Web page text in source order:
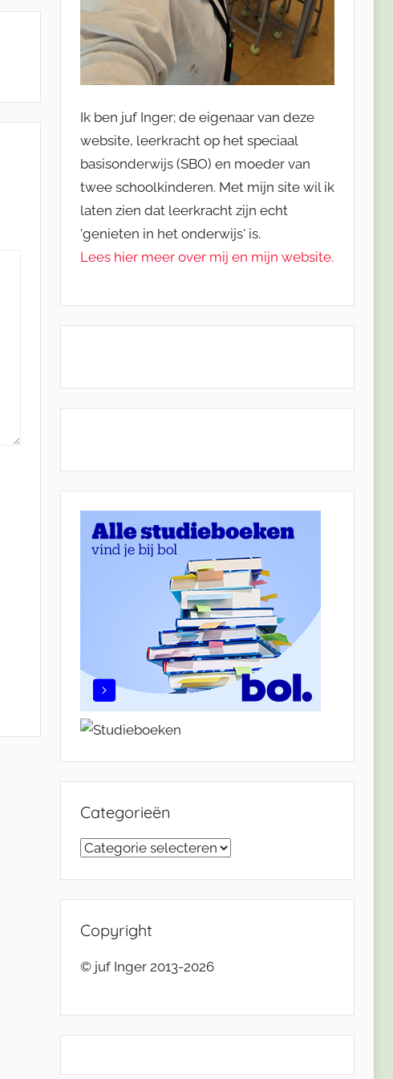
Ik ben juf Inger; de eigenaar van deze
website, leerkracht op het speciaal
basisonderwijs (SBO) en moeder van
twee schoolkinderen. Met mijn site wil ik
laten zien dat leerkracht zijn echt
'genieten in het onderwijs' is.
Lees hier meer over mij en mijn website.
Categorieën
Categorieën
Copyright
© juf Inger 2013-2026